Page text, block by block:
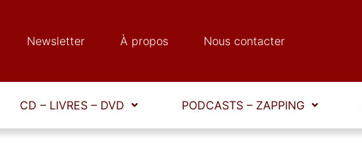
Newsletter À propos Nous contacter
CD – LIVRES – DVD PODCASTS – ZAPPING